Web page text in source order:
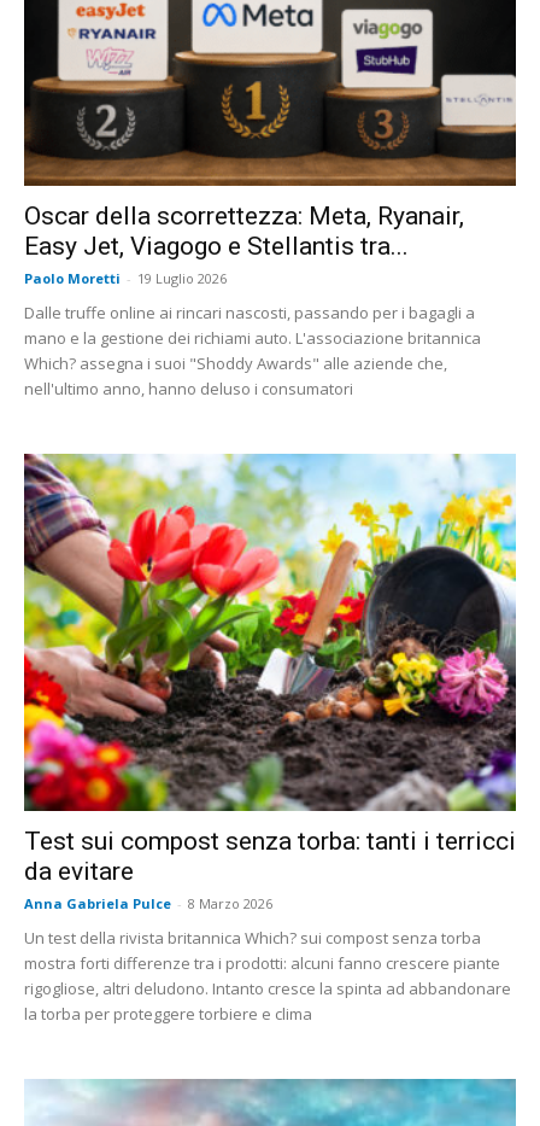
Oscar della scorrettezza: Meta, Ryanair,
Easy Jet, Viagogo e Stellantis tra...
Paolo Moretti - 19 Luglio 2026
Dalle truffe online ai rincari nascosti, passando per i bagagli a
mano e la gestione dei richiami auto. L'associazione britannica
Which? assegna i suoi "Shoddy Awards" alle aziende che,
nell'ultimo anno, hanno deluso i consumatori
Test sui compost senza torba: tanti i terricci
da evitare
Anna Gabriela Pulce - 8 Marzo 2026
Un test della rivista britannica Which? sui compost senza torba
mostra forti differenze tra i prodotti: alcuni fanno crescere piante
rigogliose, altri deludono. Intanto cresce la spinta ad abbandonare
la torba per proteggere torbiere e clima